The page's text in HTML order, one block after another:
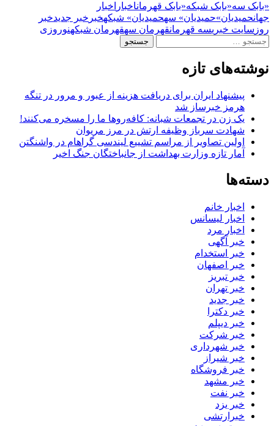
«بابک سه«بابک شبکه«بابک قهرماناخبار اخبار
جهانحمیدیان»حمیدیان» سهحمیدیان» شبکهخبر خبر جدیدخبر
روز سایت خبریسه قهرمانقهرمان سهقهرمان شبکهنوروزی
جستجو
نوشته‌های تازه
پیشنهاد ایران برای دریافت هزینه از عبور و مرور در تنگه
هرمز خبرساز شد
یک زن در تجمعات شبانه: کافه‌روها ما را مسخره می‌کنند!
شهادت سرباز وظیفه ارتش در مرز مریوان
اولین تصاویر از مراسم تشییع لیندسی گراهام در واشنگتن
آمار تازه وزارت بهداشت از جانباختگان جنگ اخیر
دسته‌ها
اخبار خانم
اخبار لیسانس
اخبار مرد
خبر آگهی
خبر استخدام
خبر اصفهان
خبر تبریز
خبر تهران
خبر جدید
خبر دکترا
خبر دیپلم
خبر شرکت
خبر شهرداری
خبر شیراز
خبر فروشگاه
خبر مشهد
خبر نفت
خبر یزد
خبرارتشی